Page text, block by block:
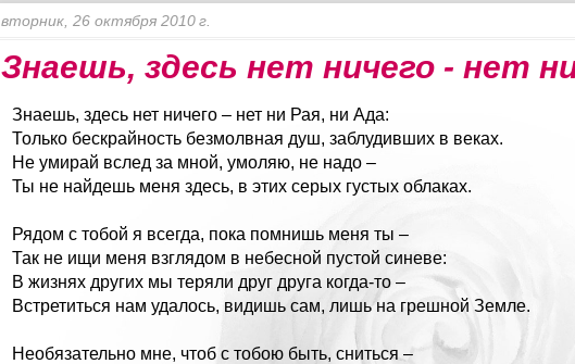
вторник, 26 октября 2010 г.
Знаешь, здесь нет ничего - нет
Знаешь, здесь нет ничего – нет ни Рая, ни Ада:
Только бескрайность безмолвная душ, заблудивших в веках.
Не умирай вслед за мной, умоляю, не надо –
Ты не найдешь меня здесь, в этих серых густых облаках.
Рядом с тобой я всегда, пока помнишь меня ты –
Так не ищи меня взглядом в небесной пустой синеве:
В жизнях других мы теряли друг друга когда-то –
Встретиться нам удалось, видишь сам, лишь на грешной Земле.
Необязательно мне, чтоб с тобою быть, сниться –